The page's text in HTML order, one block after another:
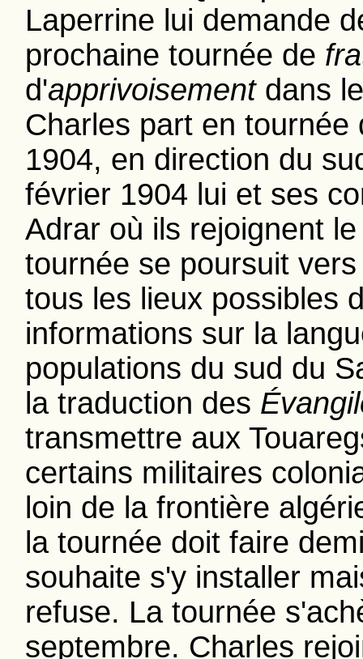
Laperrine lui demande
prochaine tournée de
d'apprivoisementdans
Charles part en tournée
1904, en direction du
février 1904 lui et ses
Adrar où ils rejoignent
tournée se poursuit
tous les lieux possibles
informations sur la
populations du sud du
la traduction des
transmettre aux
certains militaires
loin de la frontière
la tournée doit faire
souhaite s'y installer
refuse. La tournée
septembre. Charles